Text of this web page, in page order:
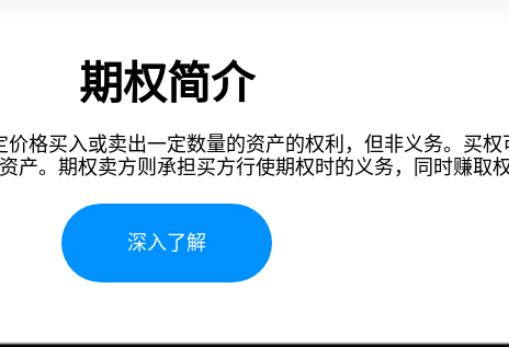
期权简介
格买入或卖出一定数量的资产的权利，但非义务。买
产。期权卖方则承担买方行使期权时的义务，同时赚取权
深入了解